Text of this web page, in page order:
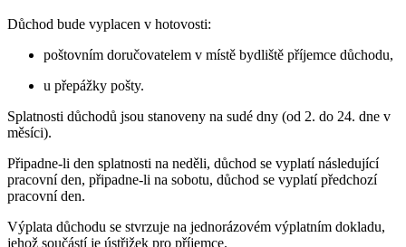
Důchod bude vyplacen v hotovosti:
poštovním doručovatelem v místě bydliště příjemce důchodu,
u přepážky pošty.
Splatnosti důchodů jsou stanoveny na sudé dny (od 2. do 24. dne v
měsíci).
Připadne-li den splatnosti na neděli, důchod se vyplatí následující
pracovní den, připadne-li na sobotu, důchod se vyplatí předchozí
pracovní den.
Výplata důchodu se stvrzuje na jednorázovém výplatním dokladu,
jehož součástí je ústřižek pro příjemce.